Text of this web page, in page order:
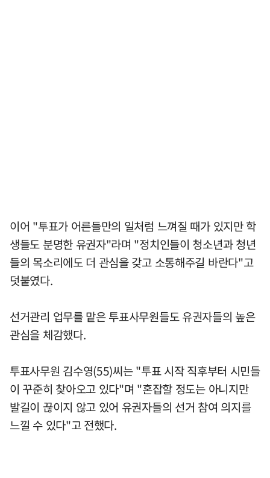
이어 "투표가 어른들만의 일처럼 느껴질 때가 있지만 학
생들도 분명한 유권자"라며 "정치인들이 청소년과 청년
들의 목소리에도 더 관심을 갖고 소통해주길 바란다"고
덧붙였다.
선거관리 업무를 맡은 투표사무원들도 유권자들의 높은
관심을 체감했다.
투표사무원 김수영(55)씨는 "투표 시작 직후부터 시민들
이 꾸준히 찾아오고 있다"며 "혼잡할 정도는 아니지만
발길이 끊이지 않고 있어 유권자들의 선거 참여 의지를
느낄 수 있다"고 전했다.